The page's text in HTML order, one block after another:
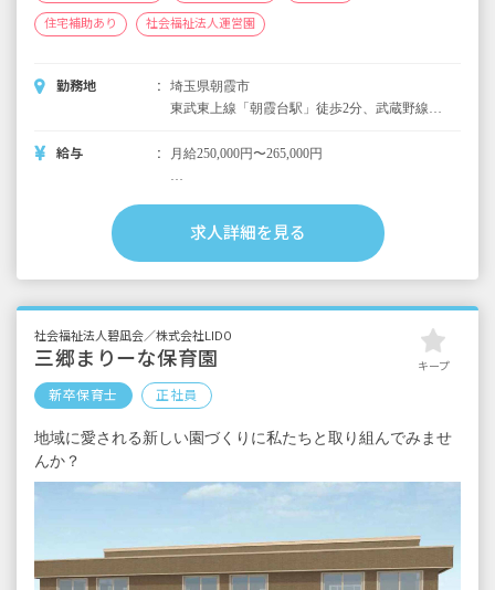
住宅補助あり 社会福祉法人運営園
勤務地
埼玉県朝霞市
東武東上線「朝霞台駅」徒歩2分、武蔵野線
給与
月給250,000円〜265,000円
賞与年2回 約4カ月（7月・12月）
行事手当 3,000円～10,000円
家賃手当 上限30,000円／月（単身者に限
る）
時間外手当
■保育士（新卒）／モデル年収例
2年目 3,468,000円
4年目 4,200,000円（副主任保育士）
求人詳細を見る
社会福祉法人碧凪会／株式会社LIDO
三郷まりーな保育園
新卒保育士 正社員
キープ
地域に愛される新しい園づくりに私たちと取り組んでみませ
んか？